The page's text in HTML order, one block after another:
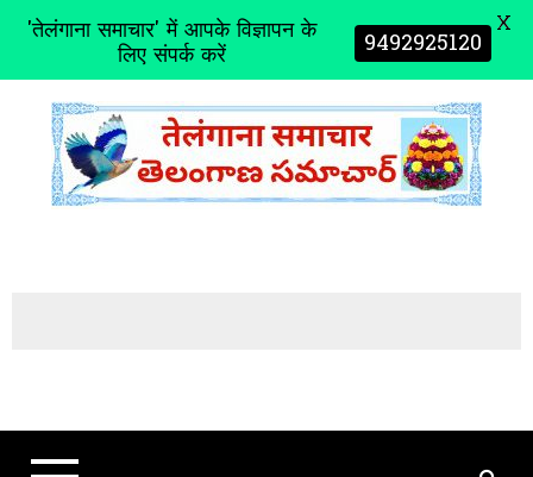
t
'तेलंगाना समाचार' में आपके विज्ञापन के
लिए संपर्क करें 9492925120 X